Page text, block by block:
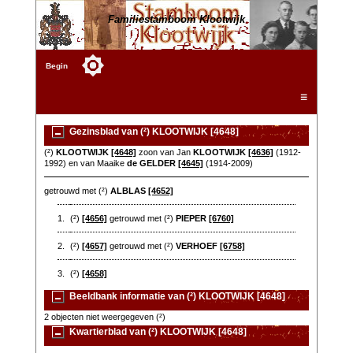
Familiestamboom Klootwijk
Begin
☰
Gezinsblad van (²) KLOOTWIJK [4648]
(²) KLOOTWIJK [4648] zoon van Jan KLOOTWIJK [4636] (1912-
1992) en van Maaike de GELDER [4645] (1914-2009)
getrouwd met (²) ALBLAS [4652]
1. (²)[4656] getrouwd met (²)PIEPER [6760]
2. (²)[4657] getrouwd met (²)VERHOEF [6758]
3. (²)[4658]
Beeldbank informatie van (²) KLOOTWIJK [4648]
2 objecten niet weergegeven (²)
Kwartierblad van (²) KLOOTWIJK [4648]